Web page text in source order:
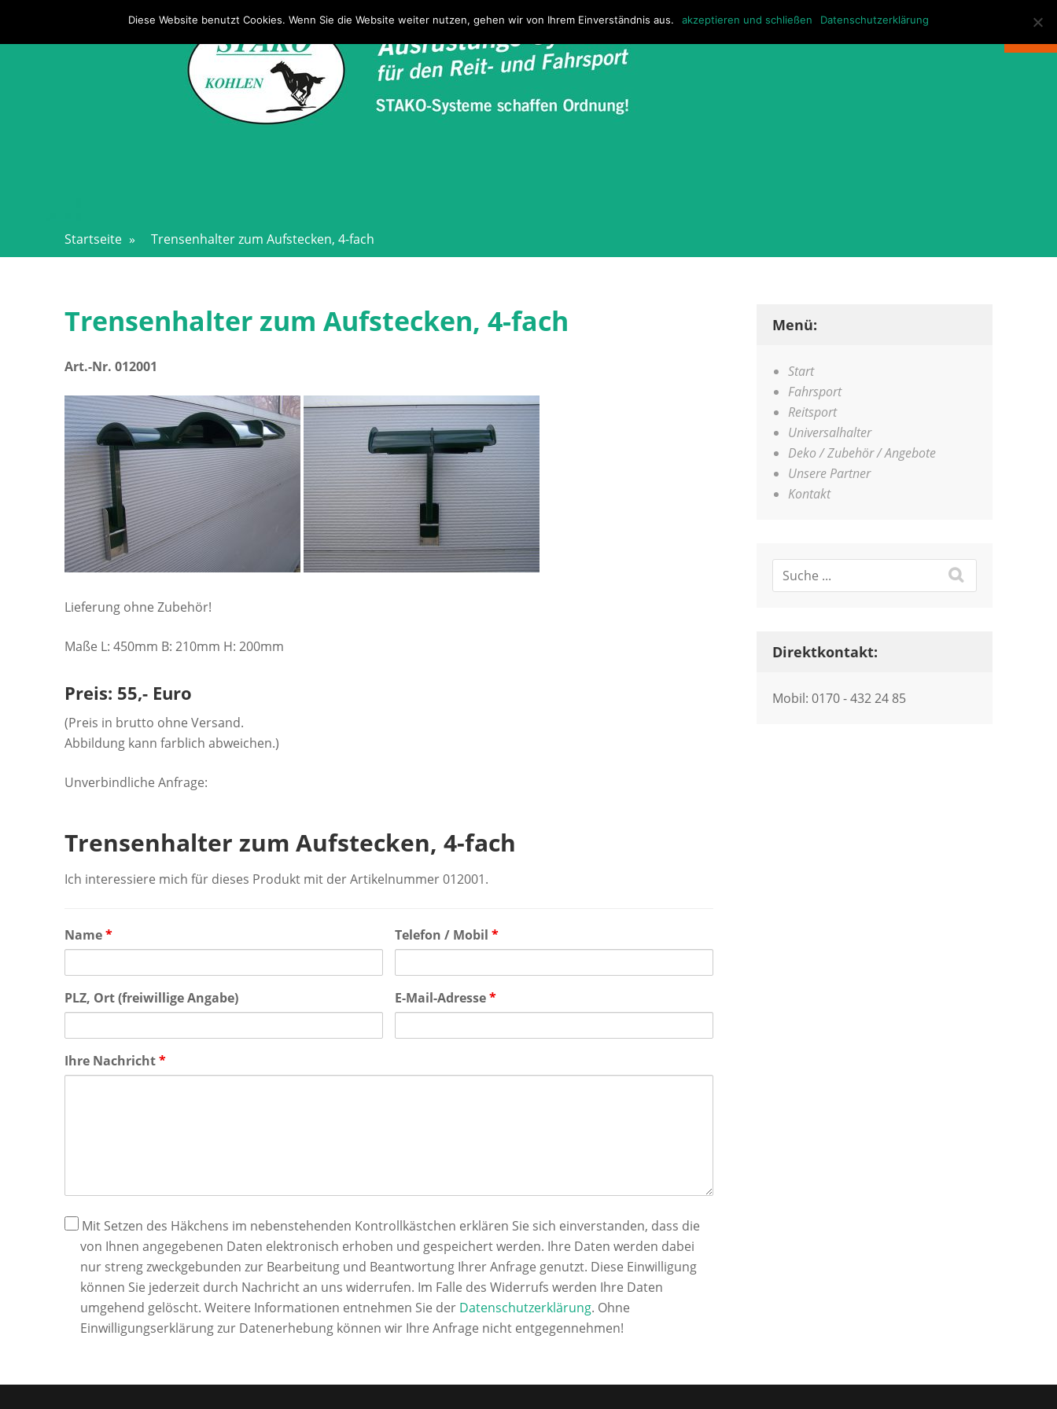
STAKO – STALLSYSTEME KONTAKT
Startseite » Trensenhalter zum Aufstecken, 4-fach
Trensenhalter zum Aufstecken, 4-fach
Art.-Nr. 012001
Lieferung ohne Zubehör!
Maße L: 450mm B: 210mm H: 200mm
Preis: 55,- Euro
(Preis in brutto ohne Versand.
Abbildung kann farblich abweichen.)
Unverbindliche Anfrage:
Trensenhalter zum Aufstecken, 4-fach
Ich interessiere mich für dieses Produkt mit der Artikelnummer 012001.
Name*
PLZ, Ort (freiwillige Angabe)
Telefon / Mobil *
E-Mail-Adresse*
Ihre Nachricht*
Datenschutz
Mit Setzen des Häkchens im nebenstehenden Kontrollkästchen erklären Sie sich einverstanden, dass die
von Ihnen angegebenen Daten elektronisch erhoben und gespeichert werden. Ihre Daten werden dabei
nur streng zweckgebunden zur Bearbeitung und Beantwortung Ihrer Anfrage genutzt. Diese Einwilligung
können Sie jederzeit durch Nachricht an uns widerrufen. Im Falle des Widerrufs werden Ihre Daten
umgehend gelöscht. Weitere Informationen entnehmen Sie der Datenschutzerklärung. Ohne
Einwilligungserklärung zur Datenerhebung können wir Ihre Anfrage nicht entgegennehmen!
Menü:
Start
Fahrsport
Reitsport
Universalhalter
Deko / Zubehör / Angebote
Unsere Partner
Kontakt
Direktkontakt:
Mobil: 0170 - 432 24 85
Diese Website benutzt Cookies. Wenn Sie die Website weiter nutzen, gehen wir von Ihrem Einverständnis aus. akzeptieren und schließen Datenschutzerklärung